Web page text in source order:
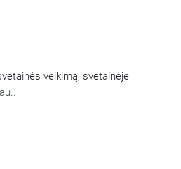
veikimą, svetainėje